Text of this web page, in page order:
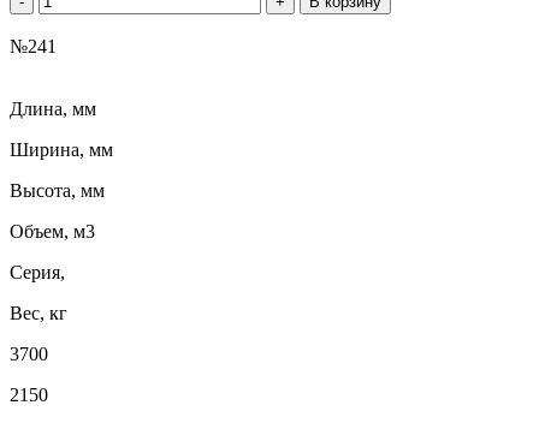
№241
Длина, мм
Ширина, мм
Высота, мм
Объем, м3
Серия,
Вес, кг
3700
2150